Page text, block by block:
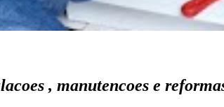
, manutencoes e